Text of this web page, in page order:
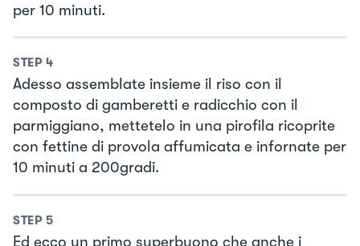
per 10 minuti.
STEP 4
Adesso assemblate insieme il riso con il
composto di gamberetti e radicchio con il
parmiggiano, mettetelo in una pirofila ricoprite
con fettine di provola affumicata e infornate per
10 minuti a 200gradi.
STEP 5
Ed ecco un primo superbuono che anche i